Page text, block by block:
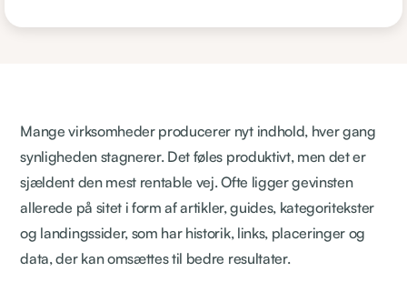
Mange virksomheder producerer nyt indhold, hver gang
synligheden stagnerer. Det føles produktivt, men det er
sjældent den mest rentable vej. Ofte ligger gevinsten
allerede på sitet i form af artikler, guides, kategoritekster
og landingssider, som har historik, links, placeringer og
data, der kan omsættes til bedre resultater.